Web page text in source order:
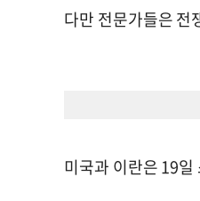
다만 전문가들은 전
미국과 이란은 19